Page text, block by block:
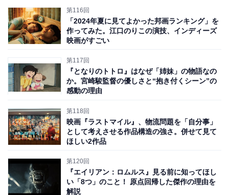
うシュールなユーモアが、むしろ戦争のむなしさや悲し
さを際立たせる 効果を生んでいました。
対戦車の特攻隊員にされた主人公の“あいつ”は、古本屋
では両腕のないおじいさん、置屋に行った時は数学を学
んでいる少女、砂浜では幼い兄弟とさまざまな人間と出
わったことを知らないままドラム缶に乗って漂流してい
ている」状況に陥ります。そのさなかでも「生きるこ
と」にしがみつこうとする青年を、アップで映された表
情で、時には全身全霊で表現した寺田農に圧倒されまし
た。
第116回
「2024年夏に見てよかった邦画ランキング」を
作ってみた。江口のりこの演技、インディーズ
映画がすごい
第117回
『となりのトトロ』はなぜ「姉妹」の物語なの
か。宮崎駿監督の優しさと“抱き付くシーン”の
感動の理由
第118回
映画『ラストマイル』、物流問題を「自分事」
として考えさせる作品構造の強さ。併せて見て
ほしい2作品
第120回
『エイリアン：ロムルス』見る前に知ってほし
い「8つ」のこと！ 原点回帰した傑作の理由を
解説